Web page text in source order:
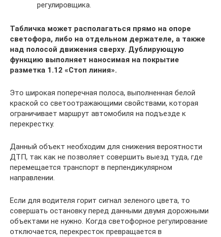
регулировщика.
Табличка может располагаться прямо на опоре
светофора, либо на отдельном держателе, а также
над полосой движения сверху. Дублирующую
функцию выполняет наносимая на покрытие
разметка 1.12 «Стоп линия».
Это широкая поперечная полоса, выполненная белой
краской со светоотражающими свойствами, которая
ограничивает маршрут автомобиля на подъезде к
перекрестку.
Данный объект необходим для снижения вероятности
ДТП, так как не позволяет совершить выезд туда, где
перемещается транспорт в перпендикулярном
направлении.
Если для водителя горит сигнал зеленого цвета, то
совершать остановку перед данными двумя дорожными
объектами не нужно. Когда светофорное регулирование
отключается, перекресток превращается в